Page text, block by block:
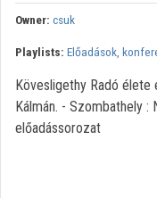
Contributors
Owner: csuk
Playlists: Előadások,
Kövesligethy Radó
Kálmán. - Szombathely :
előadássorozat